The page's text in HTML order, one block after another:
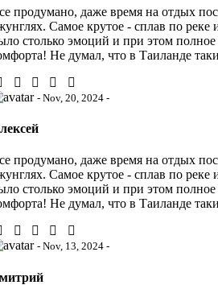
продумано, даже время на отдых
Самое крутое - сплав по реке
столько эмоций и при этом
Не думал, что в Таиланде
- Nov, 20, 2024 -
продумано, даже время на отдых
Самое крутое - сплав по реке
столько эмоций и при этом
Не думал, что в Таиланде
- Nov, 13, 2024 -